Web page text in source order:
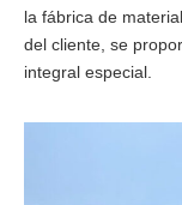
la fábrica de
del cliente, se
integral especial.